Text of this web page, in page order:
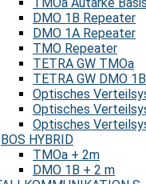
DMO 1B Repeater
DMO 1A Repeater
TMO Repeater
TETRA GW TMOa
TETRA GW DMO 1B
Optisches
Optisches
Optisches
BOS HYBRID
TMOa + 2m
DMO 1B + 2 m